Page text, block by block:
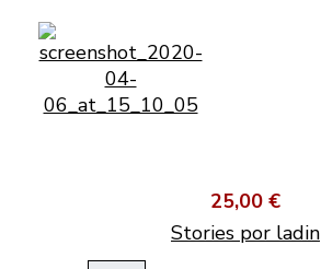
25,00 €
Stories por ladin